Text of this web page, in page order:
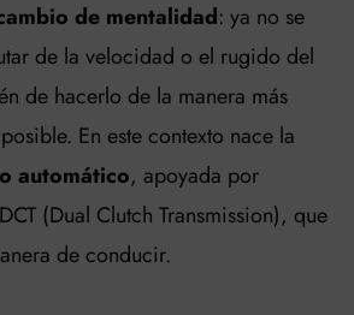
de mentalidad: ya no se
de la velocidad o el rugido del
de hacerlo de la manera más
En este contexto nace la
automático, apoyada por
(Dual Clutch Transmission), que
de conducir.